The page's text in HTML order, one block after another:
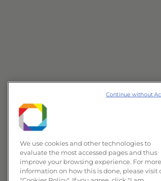
We use cookies and other technologies to
evaluate the most accessed pages and thus
improve your browsing experience. For more
information on how this is done, please visit
Continue without